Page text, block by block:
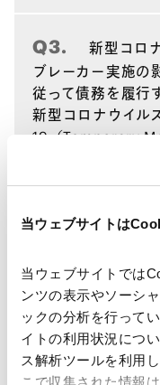
当ウェブサイトは
当ウェブサイトでは
ンツの表示やソーシ
ックの分析を行って
イトの利用状況につ
ス解析ツールを利用
こで収集された情報
Q3.
新型コロ
ブレーカー実施の
従って債務を履行
新型コロナウイル
19（Temporary
て、何らかの救
Q1.~ Q3.担当 朝倉